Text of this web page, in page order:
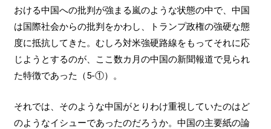
おける中国への批判が強まる嵐のような状態の中で、中国
は国際社会からの批判をかわし、トランプ政権の強硬な態
度に抵抗してきた。むしろ対米強硬路線をもってそれに応
じようとするのが、ここ数カ月の中国の新聞報道で見られ
た特徴であった（5-①）。
それでは、そのような中国がとりわけ重視していたのはど
のようなイシューであったのだろうか。中国の主要紙の論